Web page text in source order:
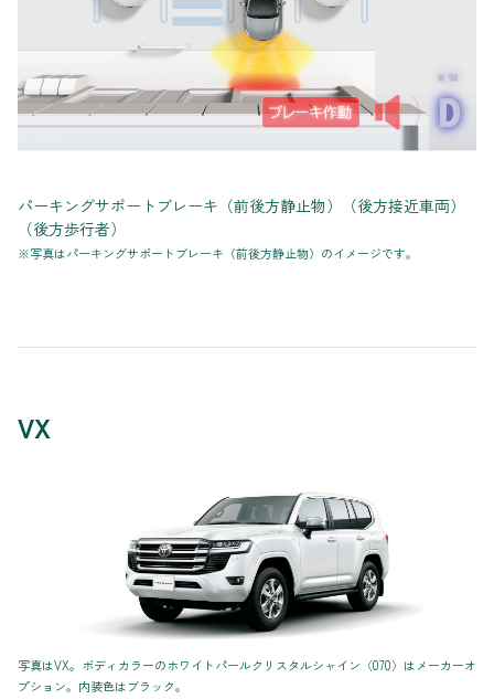
パーキングサポートブレーキ（前後方静止物）（後方接近車両）
（後方歩行者）
※写真はパーキングサポートブレーキ（前後方静止物）のイメージです。
VX
写真はVX。ボディカラーのホワイトパールクリスタルシャイン〈070〉はメーカーオ
プション。内装色はブラック。